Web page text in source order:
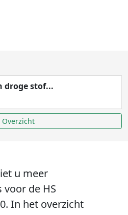
droge stof...
Overzicht
u meer
voor de HS
In het overzicht